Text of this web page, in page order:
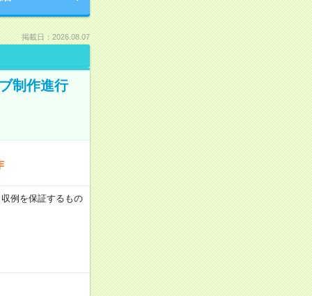
掲載日：2026.08.07
制作進行
例を保証するもの